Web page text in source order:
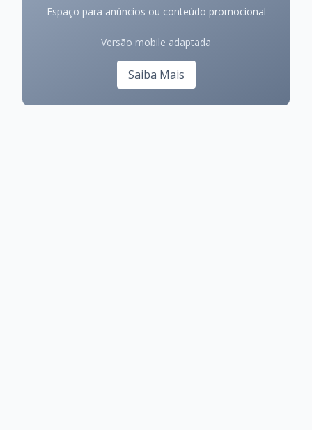
Espaço para anúncios ou conteúdo promocional
Versão mobile adaptada
Saiba Mais